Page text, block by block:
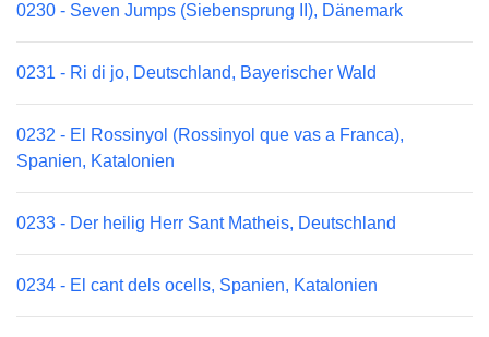
0230 - Seven Jumps (Siebensprung II), Dänemark
0231 - Ri di jo, Deutschland, Bayerischer Wald
0232 - El Rossinyol (Rossinyol que vas a Franca),
Spanien, Katalonien
0233 - Der heilig Herr Sant Matheis, Deutschland
0234 - El cant dels ocells, Spanien, Katalonien